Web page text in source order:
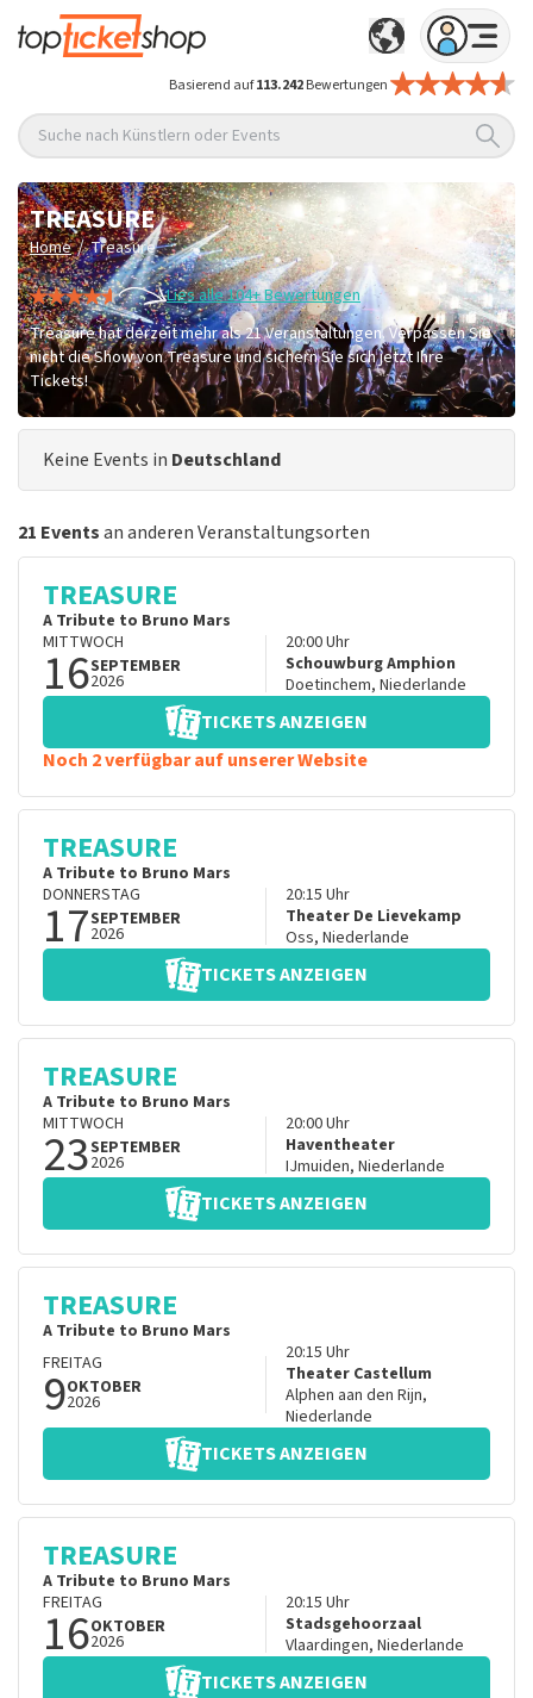
Basierend auf113.242Bewertungen
Suche nach Künstlern oder Events
TREASURE
Home / Treasure
Lies alle 104+ Bewertungen
Treasure hat derzeit mehr als 21 Veranstaltungen. Verpassen Sie
nicht die Show von Treasure und sichern Sie sich jetzt Ihre
Tickets!
Keine Events in Deutschland
21 Eventsan anderen Veranstaltungsorten
TREASURE
A Tribute to Bruno Mars
MITTWOCH
16SEPTEMBER
2026
20:00Uhr
Schouwburg Amphion
Doetinchem, Niederlande
TICKETS ANZEIGEN
Noch 2 verfügbar auf unserer Website
TREASURE
A Tribute to Bruno Mars
DONNERSTAG
17SEPTEMBER
2026
20:15 Uhr
Theater De Lievekamp
Oss, Niederlande
TICKETS ANZEIGEN
TREASURE
A Tribute to Bruno Mars
MITTWOCH
23SEPTEMBER
2026
20:00Uhr
Haventheater
IJmuiden, Niederlande
TICKETS ANZEIGEN
TREASURE
A Tribute to Bruno Mars
FREITAG
9OKTOBER
2026
20:15 Uhr
Theater Castellum
Alphen aan den Rijn,
Niederlande
TICKETS ANZEIGEN
TREASURE
A Tribute to Bruno Mars
FREITAG
16OKTOBER
2026
20:15 Uhr
Stadsgehoorzaal
Vlaardingen, Niederlande
TICKETS ANZEIGEN